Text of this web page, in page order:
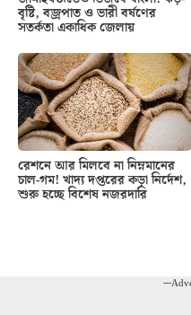
বৃষ্টি, বজ্রপাত ও ভারী বর্ষণের
সতর্কতা একাধিক জেলায়
রেশনে আর মিলবে না নিম্নমানের
চাল-গম! খাদ্য দপ্তরের কড়া নির্দেশ,
শুরু হচ্ছে বিশেষ নজরদারি
---